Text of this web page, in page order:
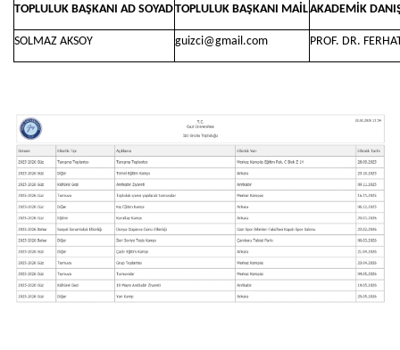
TOPLULUK BAŞKANI AD SOYADTOPLULUK BAŞKANI MAİLAKADEMİK
SOLMAZ AKSOY guizci@gmail.com PROF. DR.